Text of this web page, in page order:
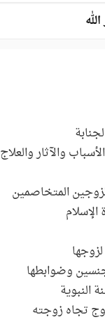
والآثار والعلاج
المتخاصمين
وضوابطها
النبوية